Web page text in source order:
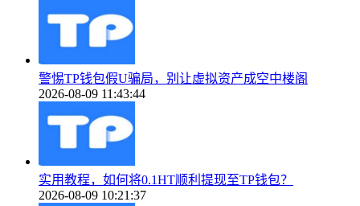
警惕TP钱包假U骗局，别让虚拟资产成空中楼阁
2026-08-09 11:43:44
实用教程，如何将0.1HT顺利提现至TP钱包？
2026-08-09 10:21:37